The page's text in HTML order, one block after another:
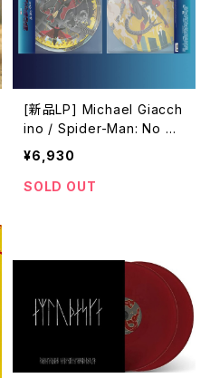
[新品LP] Michael Giacch
ino / Spider-Man: No W
ay Home (Original Motio
n Picture Soundtrack) /
スパイダーマン:ノー・ウェ
¥6,930
SOLD OUT